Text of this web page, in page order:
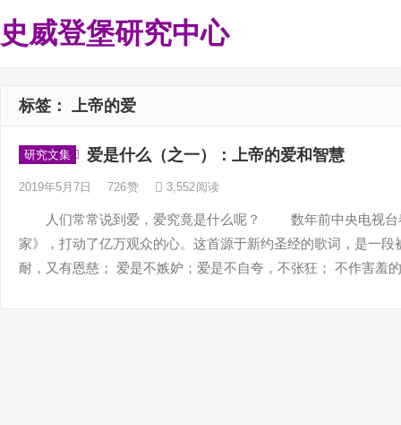
史威登堡研究中心
标签： 上帝的爱
研究文集 爱是什么（之一）：上帝的爱和智慧
2019年5月7日 726赞 3,552阅读
人们常常说到爱，爱究竟是什么呢？ 数年前中央电视台
家》，打动了亿万观众的心。这首源于新约圣经的歌词，是
耐，又有恩慈； 爱是不嫉妒；爱是不自夸，不张狂； 不作害